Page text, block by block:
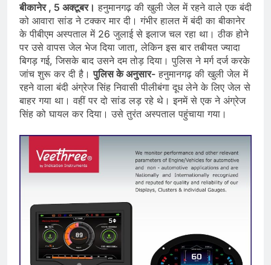
बीकानेर , 5 अक्टूबर। हनुमानगढ़ की खुली जेल में रहने वाले एक बंदी
को आवारा सांड ने टक्कर मार दी। गंभीर हालत में बंदी का बीकानेर
के पीबीएम अस्पताल में 26 जुलाई से इलाज चल रहा था। ठीक होने
पर उसे वापस जेल भेज दिया जाता, लेकिन इस बार तबीयत ज्यादा
बिगड़ गई, जिसके बाद उसने दम तोड़ दिया। पुलिस ने मर्ग दर्ज करके
जांच शुरू कर दी है।पुलिस के अनुसार- हनुमानगढ़ की खुली जेल में
रहने वाला बंदी अंग्रेज सिंह निवासी पीलीबंगा दूध लेने के लिए जेल से
बाहर गया था। वहीं पर दो सांड लड़ रहे थे। इनमें से एक ने अंग्रेज
सिंह को घायल कर दिया। उसे तुरंत अस्पताल पहुंचाया गया।